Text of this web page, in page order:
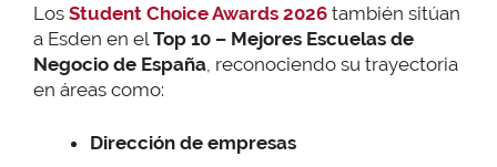
Los Student Choice Awards 2026 también sitúan
a Esden en el Top 10 – Mejores Escuelas de
Negocio de España , reconociendo su trayectoria
en áreas como:
Dirección de empresas